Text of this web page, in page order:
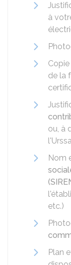
à
de la
ou, à
Nom
etc.)
Plan